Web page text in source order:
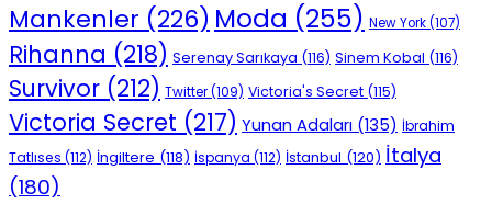
View All Result
Mankenler (226) Moda (255) New York(107)
Rihanna (218) Serenay Sarıkaya (116) Sinem Kobal (116)
Survivor (212) Twitter(109) Victoria's Secret (115)
Victoria Secret (217) Yunan Adaları (135) İbrahim
Tatlıses (112) İngiltere (118) İspanya (112) İstanbul (120) İtalya
(180)